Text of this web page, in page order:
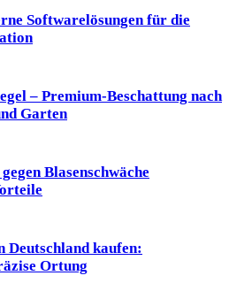
Softwarelösungen für die
– Premium-Beschattung nach
Garten
Blasenschwäche
kaufen:
Ortung